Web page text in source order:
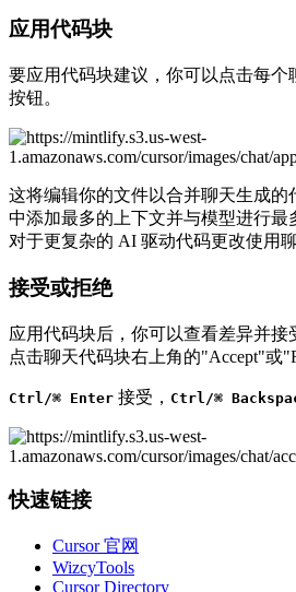
应用代码块
要应用代码块建议，你可以点击每个
按钮。
这将编辑你的文件以合并聊天生成的
中添加最多的上下文并与模型进行最
对于更复杂的 AI 驱动代码更改使用
接受或拒绝
应用代码块后，你可以查看差异并接
点击聊天代码块右上角的"Accept"或
Ctrl/⌘ Enter 接受， Ctrl/⌘
快速链接
Cursor 官网
WizcyTools
Cursor Directory